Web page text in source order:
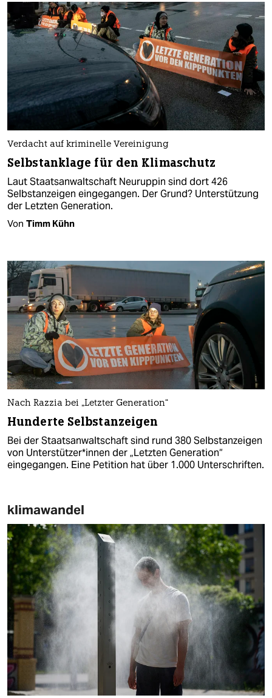
Verdacht auf kriminelle Vereinigung
Selbstanklage für den Klimaschutz
Laut Staatsanwaltschaft Neuruppin sind dort 426
Selbstanzeigen eingegangen. Der Grund? Unterstützung
der Letzten Generation.
Von Timm Kühn
Nach Razzia bei „Letzter Generation“
Hunderte Selbstanzeigen
Bei der Staatsanwaltschaft sind rund 380 Selbstanzeigen
von Un­ter­stüt­ze­r*in­nen der „Letzten Generation“
eingegangen. Eine Petition hat über 1.000 Unterschriften.
klimawandel